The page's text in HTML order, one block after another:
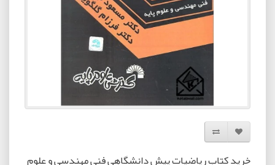
افزودن به لیست دلخواه
مقایسه این محصول
خرید کتاب ریاضیات پیش دانشگاهی فنی مهندسی و علوم